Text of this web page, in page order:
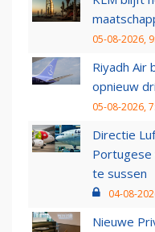
05-08-2026,
Riyadh Air
opnieuw
05-08-2026,
Directie
Portugese
te sussen
04-08-
Nieuwe